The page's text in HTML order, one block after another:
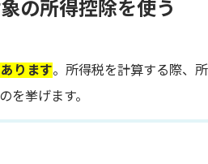
の所得控除を使う
ります。所得税を計算する際、
を挙げます。